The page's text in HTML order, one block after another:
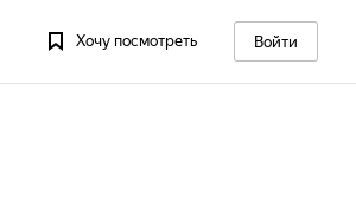
Хочу посмотреть Войти